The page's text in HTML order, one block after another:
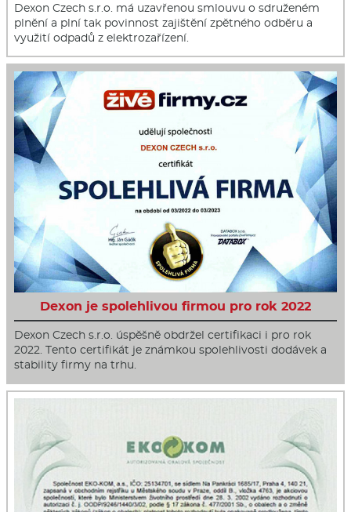
Dexon Czech s.r.o. má uzavřenou smlouvu o sdruženém
plnění a plní tak povinnost zajištění zpětného odběru a
využití odpadů z elektrozařízení.
Dexon je spolehlivou firmou pro rok 2022
Dexon Czech s.r.o. úspěšně obdržel certifikaci i pro rok
2022. Tento certifikát je známkou spolehlivosti dodávek a
stability firmy na trhu.